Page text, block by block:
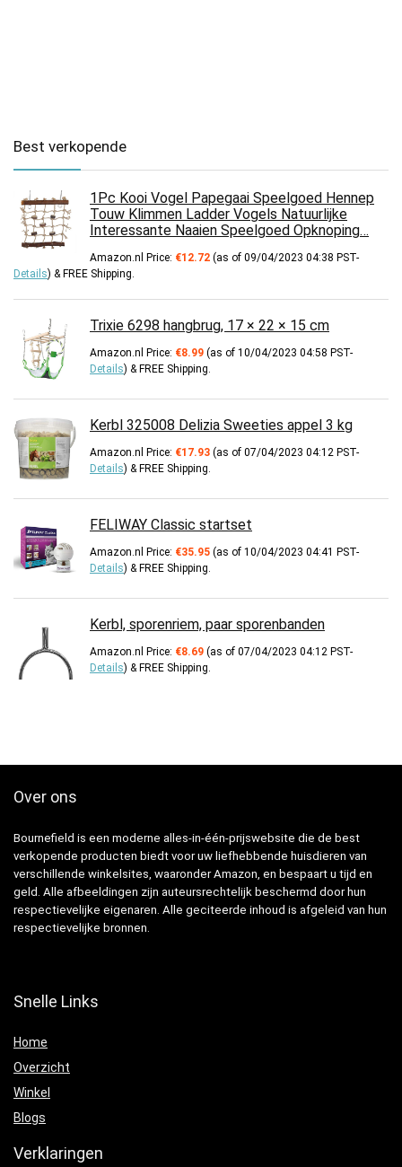
Best verkopende
1Pc Kooi Vogel Papegaai Speelgoed Hennep
Touw Klimmen Ladder Vogels Natuurlijke
Interessante Naaien Speelgoed Opknoping…
Amazon.nl Price: €12.72 (as of 09/04/2023 04:38 PST-
Details) & FREE Shipping.
Trixie 6298 hangbrug, 17 × 22 × 15 cm
Amazon.nl Price: €8.99 (as of 10/04/2023 04:58 PST-
Details) & FREE Shipping.
Kerbl 325008 Delizia Sweeties appel 3 kg
Amazon.nl Price: €17.93 (as of 07/04/2023 04:12 PST-
Details) & FREE Shipping.
FELIWAY Classic startset
Amazon.nl Price: €35.95 (as of 10/04/2023 04:41 PST-
Details) & FREE Shipping.
Kerbl, sporenriem, paar sporenbanden
Amazon.nl Price: €8.69 (as of 07/04/2023 04:12 PST-
Details) & FREE Shipping.
Over ons
Bournefield is een moderne alles-in-één-prijswebsite die de best
verkopende producten biedt voor uw liefhebbende huisdieren van
verschillende winkelsites, waaronder Amazon, en bespaart u tijd en
geld. Alle afbeeldingen zijn auteursrechtelijk beschermd door hun
respectievelijke eigenaren. Alle geciteerde inhoud is afgeleid van hun
respectievelijke bronnen.
Snelle Links
Home
Overzicht
Winkel
Blogs
Verklaringen